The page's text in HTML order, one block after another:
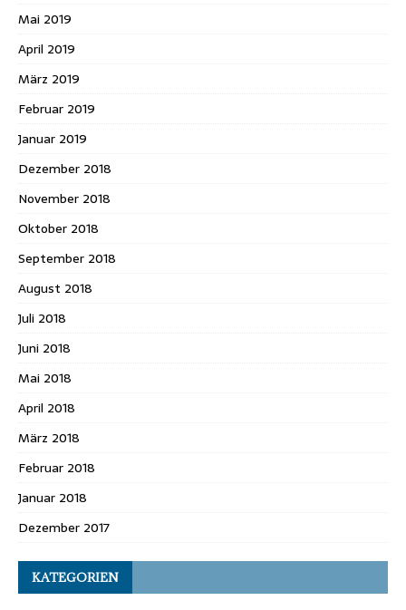
Mai 2019
April 2019
März 2019
Februar 2019
Januar 2019
Dezember 2018
November 2018
Oktober 2018
September 2018
August 2018
Juli 2018
Juni 2018
Mai 2018
April 2018
März 2018
Februar 2018
Januar 2018
Dezember 2017
KATEGORIEN